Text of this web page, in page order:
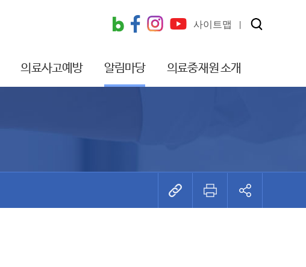
사이트맵
의료사고예방 알림마당 의료중재원 소개